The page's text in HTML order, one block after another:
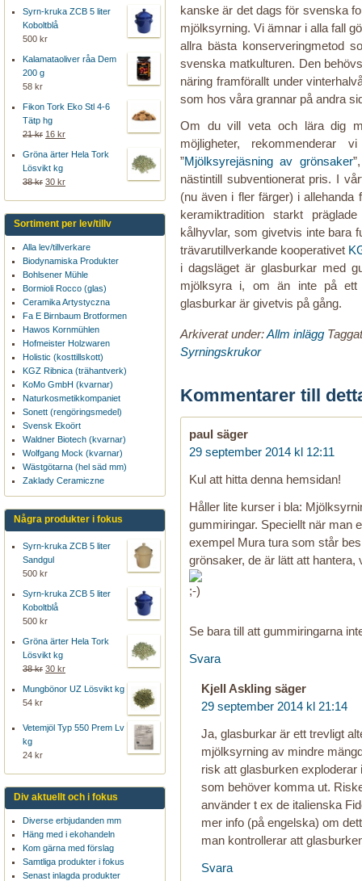
kanske är det dags för svenska
mjölksyrning. Vi ämnar i alla fall
allra bästa konserveringmetod
svenska matkulturen. Den
näring framförallt under
som hos våra grannar på andra
Om du vill veta och lära dig
möjligheter, rekommenderar
”Mjölksyrejäsning av grönsaker
nästintill subventionerat pris. I
(nu även i fler färger) i allehanda
keramiktradition starkt
kålhyvlar, som givetvis inte bara
trävarutillverkande kooperativet
i dagsläget är glasburkar med
mjölksyra i, om än inte på ett
glasburkar är givetvis på gång.
Arkiverat under:Allm inlägg
Syrningskrukor
Kommentarer till
paul säger
29 september 2014 kl 12:11
Kul att hitta denna hemsidan!
Håller lite kurser i bla:
gummiringar. Speciellt när man
exempel Mura tura som står
grönsaker, de är lätt att
Se bara till att gummiringarna
Svara
Kjell Askling säger
29 september 2014 kl 21:14
Ja, glasburkar är ett trevligt
mjölksyrning av mindre
risk att glasburken
som behöver komma ut.
använder t ex de italienska
mer info (på engelska) om
man kontrollerar att
Svara
Syrn-kruka ZCB 5 liter
Koboltblå
500 kr
Kalamataoliver råa Dem
200 g
58 kr
Fikon Tork Eko Stl 4-6
Tätp hg
21 kr 16 kr
Gröna ärter Hela Tork
Lösvikt kg
38 kr 30 kr
Sortiment per lev/tillv
Alla lev/tillverkare
Biodynamiska Produkter
Bohlsener Mühle
Bormioli Rocco (glas)
Ceramika Artystyczna
Fa E Birnbaum Brotformen
Hawos Kornmühlen
Hofmeister Holzwaren
Holistic (kosttillskott)
KGZ Ribnica (trähantverk)
KoMo GmbH (kvarnar)
Naturkosmetikkompaniet
Sonett (rengöringsmedel)
Svensk Ekoört
Waldner Biotech (kvarnar)
Wolfgang Mock (kvarnar)
Wästgötarna (hel säd mm)
Zaklady Ceramiczne
Några produkter i fokus
Syrn-kruka ZCB 5 liter
Sandgul
500 kr
Syrn-kruka ZCB 5 liter
Koboltblå
500 kr
Gröna ärter Hela Tork
Lösvikt kg
38 kr 30 kr
Mungbönor UZ Lösvikt kg
54 kr
Vetemjöl Typ 550 Prem Lv
kg
24 kr
Div aktuellt och i fokus
Diverse erbjudanden mm
Häng med i ekohandeln
Kom gärna med förslag
Samtliga produkter i fokus
Senast inlagda produkter